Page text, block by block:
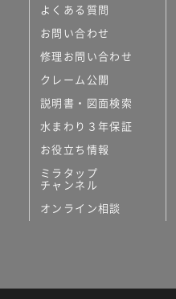
よくある質問
お問い合わせ
修理お問い合わせ
クレーム公開
説明書・図面検索
水まわり３年保証
お役立ち情報
ミラタップ
チャンネル
オンライン相談